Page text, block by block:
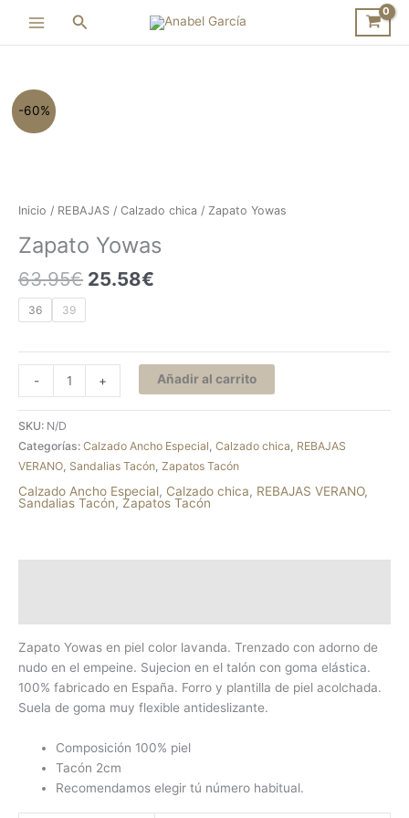
contenido
Buscar
-60%
Inicio / REBAJAS / Calzado chica / Zapato Yowas
Zapato Yowas
63.95€ 25.58€
36 39
-
Zapato
Yowas
+ Añadir al carrito
SKU: N/D
Categorías: Calzado Ancho Especial, Calzado chica, REBAJAS
VERANO, Sandalias Tacón, Zapatos Tacón
Calzado Ancho Especial, Calzado chica, REBAJAS VERANO,
Sandalias Tacón, Zapatos Tacón
Zapato Yowas en piel color lavanda. Trenzado con adorno de
nudo en el empeine. Sujecion en el talón con goma elástica.
100% fabricado en España. Forro y plantilla de piel acolchada.
Suela de goma muy flexible antideslizante.
Composición 100% piel
Tacón 2cm
Recomendamos elegir tú número habitual.